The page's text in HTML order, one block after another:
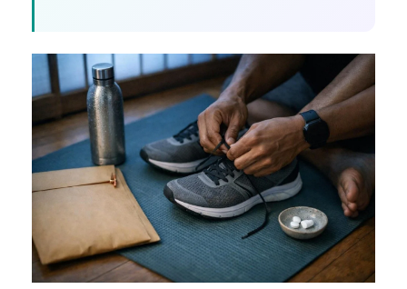
Монгол
ພາສາລາວ
Cebuano
ئۇيغۇرچە
Кыргызча
Татар теле
Беларуская мова